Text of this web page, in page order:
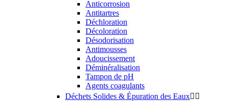
Anticorrosion
Antitartres
Déchloration
Décoloration
Désodorisation
Antimousses
Adoucissement
Déminéralisation
Tampon de pH
Agents coagulants
Déchets Solides & Épuration des Eaux 